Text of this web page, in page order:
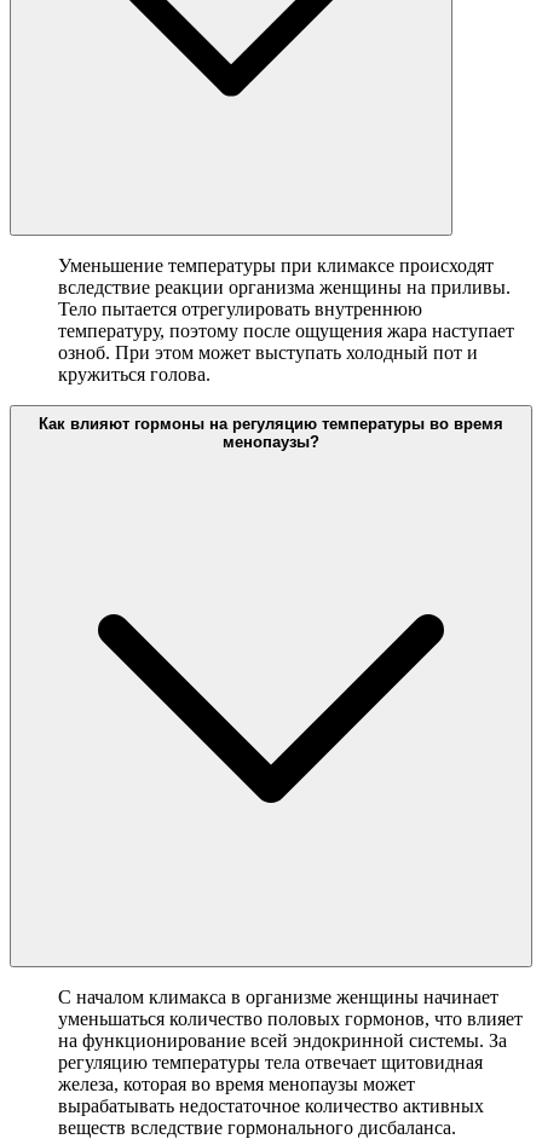
Уменьшение температуры при климаксе происходят
вследствие реакции организма женщины на приливы.
Тело пытается отрегулировать внутреннюю
температуру, поэтому после ощущения жара наступает
озноб. При этом может выступать холодный пот и
кружиться голова.
Как влияют гормоны на регуляцию температуры во время
менопаузы?
С началом климакса в организме женщины начинает
уменьшаться количество половых гормонов, что влияет
на функционирование всей эндокринной системы. За
регуляцию температуры тела отвечает щитовидная
железа, которая во время менопаузы может
вырабатывать недостаточное количество активных
веществ вследствие гормонального дисбаланса.